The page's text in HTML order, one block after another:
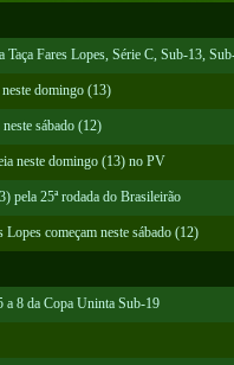
Fares Lopes, Série C, Sub-13,
neste domingo (13)
sábado (12)
neste domingo (13) no PV
pela 25ª rodada do Brasileirão
começam neste sábado (12)
a 8 da Copa Uninta Sub-19